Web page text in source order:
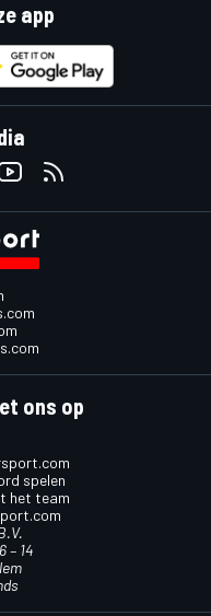
app
ons op
spelen
het team
– 14